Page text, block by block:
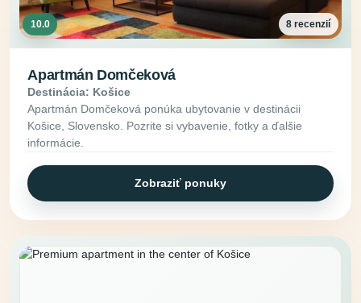
10.0 8 recenzií
Apartmán Domčeková
Destinácia: Košice
Apartmán Domčeková ponúka ubytovanie v destinácii
Košice, Slovensko. Pozrite si vybavenie, fotky a ďalšie
informácie.
Zobraziť ponuky